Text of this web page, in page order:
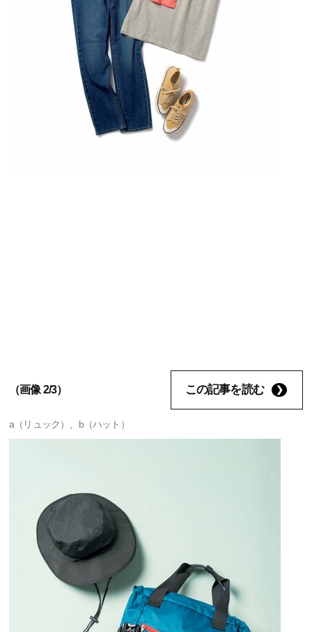
（画像 2/3） この記事を読む
a（リュック）、b（ハット）